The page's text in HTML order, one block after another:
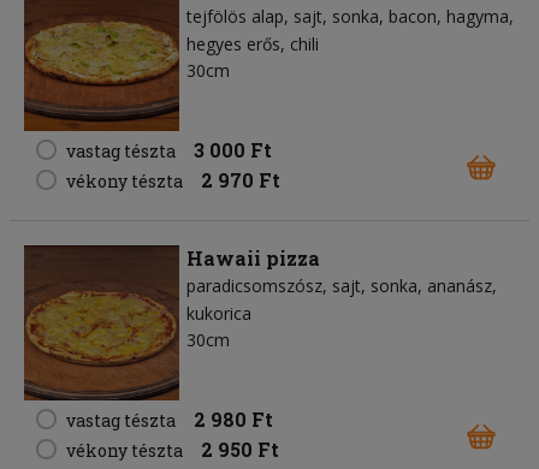
tejfölös alap sajt sonka bacon hagyma
hegyes erős chili
30cm
vastag tészta 3 000 Ft
vékony tészta 2 970 Ft
Hawaii pizza
paradicsomszósz sajt sonka ananász
kukorica
30cm
vastag tészta 2 980 Ft
vékony tészta 2 950 Ft